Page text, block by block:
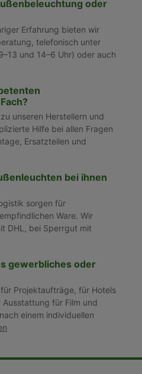
oder
Erfahrung bieten wir
telefonisch unter
und 14–6 Uhr) oder auch
unseren Herstellern und
Hilfe bei allen Fragen
Ersatzteilen und
bei ihnen
sorgen für
Ware. Wir
DHL, bei Sperrgut mit
gewerbliches oder
Projektaufträge, für Hotels
für Film und
einem individuellen